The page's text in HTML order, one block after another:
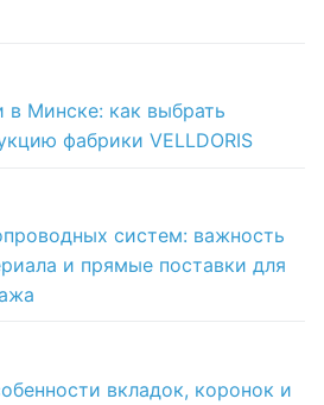
Минске: как выбрать
фабрики VELLDORIS
систем: важность
и прямые поставки для
вкладок, коронок и